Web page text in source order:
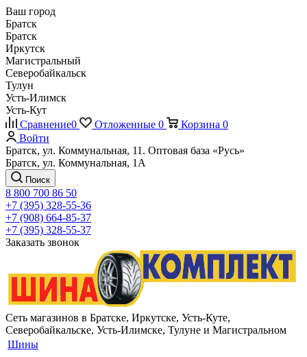
Ваш город
Братск
Братск
Иркутск
Магистральный
Северобайкальск
Тулун
Усть-Илимск
Усть-Кут
Сравнение0 Отложенные 0 Корзина 0
Войти
Братск, ул. Коммунальная, 11. Оптовая база «Русь»
Братск, ул. Коммунальная, 1А
Поиск
8 800 700 86 50
+7 (395) 328-55-36
+7 (908) 664-85-37
+7 (395) 328-55-37
Заказать звонок
Сеть магазинов в Братске, Иркутске, Усть-Куте,
Северобайкальске, Усть-Илимске, Тулуне и Магистральном
Шины